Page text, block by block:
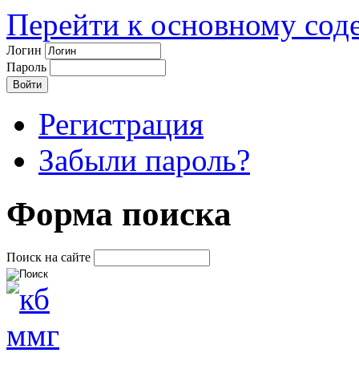
Перейти к основному
Логин
Пароль
Регистрация
Забыли пароль?
Форма поиска
Поиск на сайте